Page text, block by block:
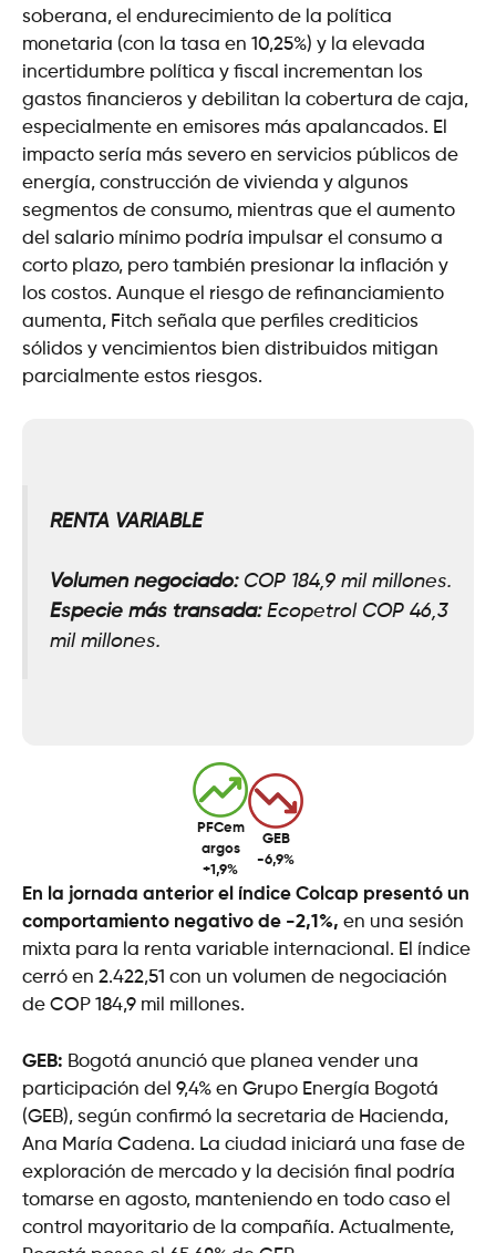
soberana, el endurecimiento de la política
monetaria (con la tasa en 10,25%) y la elevada
incertidumbre política y fiscal incrementan los
gastos financieros y debilitan la cobertura de caja,
especialmente en emisores más apalancados. El
impacto sería más severo en servicios públicos de
energía, construcción de vivienda y algunos
segmentos de consumo, mientras que el aumento
del salario mínimo podría impulsar el consumo a
corto plazo, pero también presionar la inflación y
los costos. Aunque el riesgo de refinanciamiento
aumenta, Fitch señala que perfiles crediticios
sólidos y vencimientos bien distribuidos mitigan
parcialmente estos riesgos.
RENTA VARIABLE
Volumen negociado: COP 184,9 mil millones.
Especie más transada: Ecopetrol COP 46,3
mil millones.
PFCem
argos
+1,9%
GEB
-6,9%
En la jornada anterior el índice Colcap presentó un
comportamiento negativo de -2,1%, en una sesión
mixta para la renta variable internacional. El índice
cerró en 2.422,51 con un volumen de negociación
de COP 184,9 mil millones.
GEB: Bogotá anunció que planea vender una
participación del 9,4% en Grupo Energía Bogotá
(GEB), según confirmó la secretaria de Hacienda,
Ana María Cadena. La ciudad iniciará una fase de
exploración de mercado y la decisión final podría
tomarse en agosto, manteniendo en todo caso el
control mayoritario de la compañía. Actualmente,